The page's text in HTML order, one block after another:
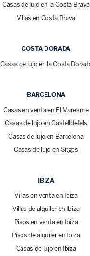
Casas de lujo en la Costa Brava
Villas en Costa Brava
COSTA DORADA
Casas de lujo en la Costa
BARCELONA
Casas en venta en El Maresme
Casas de lujo en Castelldefels
Casas de lujo en Barcelona
Casas de lujo en Sitges
IBIZA
Villas en venta en Ibiza
Villas de alquiler en Ibiza
Pisos en venta en Ibiza
Pisos de alquiler en Ibiza
Casas de lujo en Ibiza